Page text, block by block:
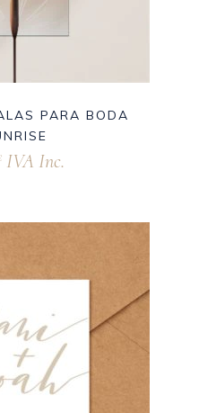
PARA BODA
IVA Inc.